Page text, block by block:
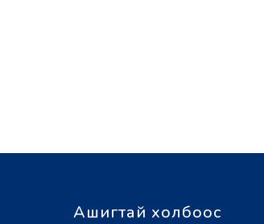
Ашигтай холбоос